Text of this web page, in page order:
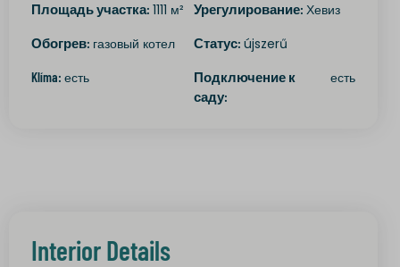
Площадь участка: 1111 м² Урегулирование: Хевиз
Обогрев: газовый котел Статус: újszerű
Klíma: есть
Подключение к
саду:
есть
Interior Details